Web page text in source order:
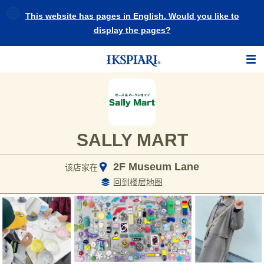
This website has pages in English. Would you like to
display the pages?
SALLY MART
该店家在 2F Museum Lane
回到楼层地图